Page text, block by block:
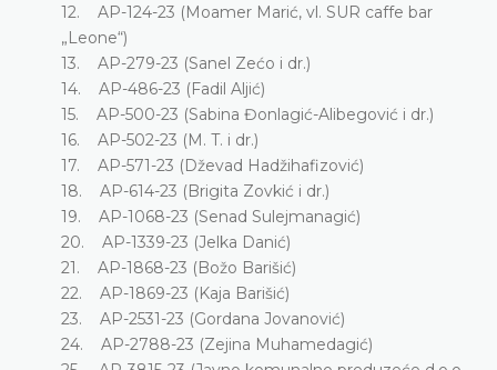
12. AP-124-23 (Moamer Marić, vl. SUR caffe bar
„Leone“)
13. AP-279-23 (Sanel Zećo i dr.)
14. AP-486-23 (Fadil Aljić)
15. AP-500-23 (Sabina Đonlagić-Alibegović i dr.)
16. AP-502-23 (M. T. i dr.)
17. AP-571-23 (Dževad Hadžihafizović)
18. AP-614-23 (Brigita Zovkić i dr.)
19. AP-1068-23 (Senad Sulejmanagić)
20. AP-1339-23 (Jelka Danić)
21. AP-1868-23 (Božo Barišić)
22. AP-1869-23 (Kaja Barišić)
23. AP-2531-23 (Gordana Jovanović)
24. AP-2788-23 (Zejina Muhamedagić)